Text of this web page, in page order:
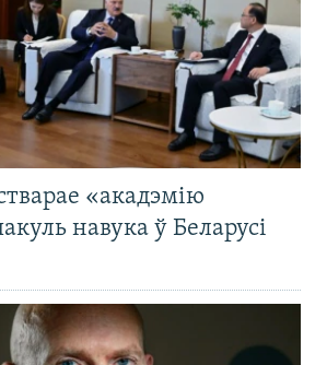
«акадэмію
навука ў Беларусі